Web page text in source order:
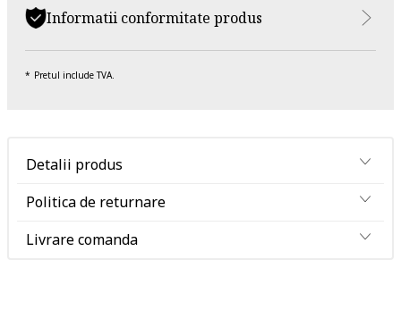
Informatii conformitate produs
Pretul include TVA.
Detalii produs
Politica de returnare
Livrare comanda